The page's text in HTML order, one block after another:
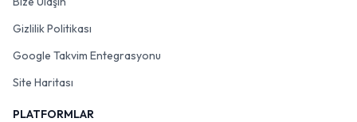
Gizlilik Politikası
Google Takvim Entegrasyonu
Site Haritası
PLATFORMLAR